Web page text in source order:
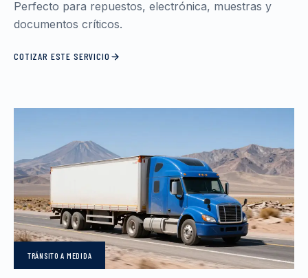
Perfecto para repuestos, electrónica, muestras y
documentos críticos.
COTIZAR ESTE SERVICIO
TRÁNSITOA MEDIDA